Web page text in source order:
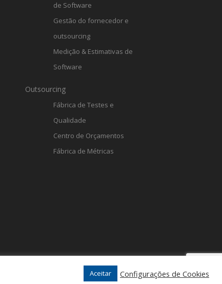
de Software
Gestão do fornecedor e
outsourcing
Medição & Estimativas de
Software
Outsourcing
Fábrica de Testes e
Qualidade
Centro de Orçamentos
Fábrica de Métricas
Aceitar Configurações de Cookies